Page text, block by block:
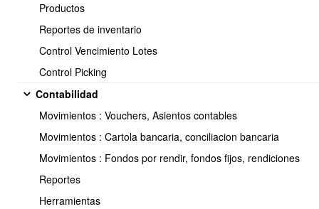
Productos
Reportes de inventario
Control Vencimiento Lotes
Control Picking
Contabilidad
Movimientos : Vouchers, Asientos contables
Movimientos : Cartola bancaria, conciliacion bancaria
Movimientos : Fondos por rendir, fondos fijos, rendiciones
Reportes
Herramientas
Clickear en Plantillas Documento->Liquidacion de Sueldo